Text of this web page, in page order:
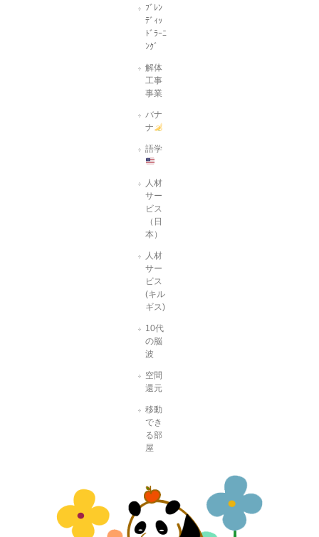
ﾌﾞﾚﾝ
ﾃﾞｨｯ
ﾄﾞﾗｰﾆ
ﾝｸﾞ
解体
工事
事業
バナ
ナ
語学
人材
サー
ビス
（日
本）
人材
サー
ビス
(キル
ギス)
10代
の脳
波
空間
還元
移動
でき
る部
屋